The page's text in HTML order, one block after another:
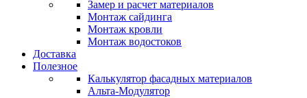
Замер и расчет материалов
Монтаж сайдинга
Монтаж кровли
Монтаж водостоков
Доставка
Полезное
Калькулятор фасадных материалов
Альта-Модулятор